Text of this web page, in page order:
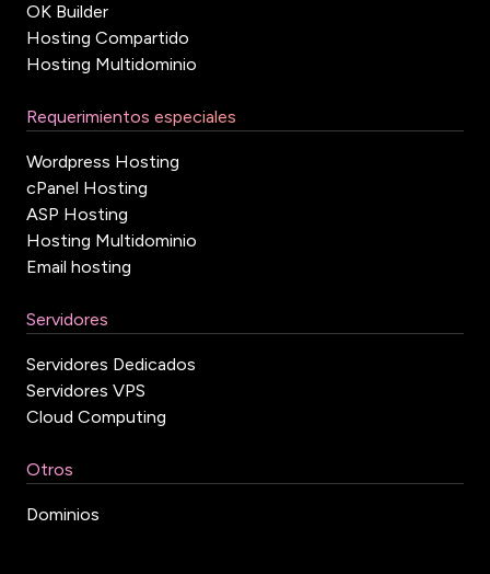
OK Builder
Hosting Compartido
Hosting Multidominio
Requerimientos especiales
Wordpress Hosting
cPanel Hosting
ASP Hosting
Hosting Multidominio
Email hosting
Servidores
Servidores Dedicados
Servidores VPS
Cloud Computing
Otros
Dominios